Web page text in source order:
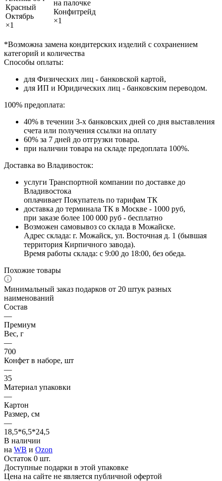
Красный
Октябрь
×1
на палочке
Конфитрейд
×1
*Возможна замена кондитерских изделий с сохранением
категорий и количества
Способы оплаты:
для Физических лиц - банковской картой,
для ИП и Юридических лиц - банковским переводом.
100% предоплата:
40% в течении 3-х банковских дней со дня выставления
счета или получения ссылки на оплату
60% за 7 дней до отгрузки товара.
при наличии товара на складе предоплата 100%.
Доставка во Владивосток:
услуги Транспортной компании по доставке до
Владивостока
оплачивает Покупатель по тарифам ТК
доставка до терминала ТК в Москве - 1000 руб,
при заказе более 100 000 руб - бесплатно
Возможен самовывоз со склада в Можайске.
Адрес склада: г. Можайск, ул. Восточная д. 1 (бывшая
территория Кирпичного завода).
Время работы склада: с 9:00 до 18:00, без обеда.
Похожие товары
Минимальный заказ подарков от 20 штук разных
наименований
Состав
—
Премиум
Вес, г
—
700
Конфет в наборе, шт
—
35
Материал упаковки
—
Картон
Размер, см
—
18,5*6,5*24,5
В наличии
на WB и Ozon
Остаток 0 шт.
Доступные подарки в этой упаковке
Цена на сайте не является публичной офертой